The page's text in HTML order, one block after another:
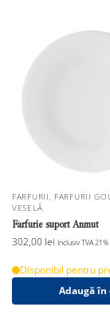
FARFURII, FARFURII
VESELĂ
Farfurie suport Anmut
302,00 lei Inclusiv TVA 21%
Disponibil pentru
Adaugă în